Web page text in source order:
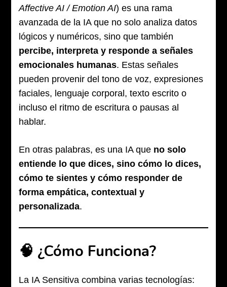
Affective AI / Emotion AI) es una rama
avanzada de la IA que no solo analiza datos
lógicos y numéricos, sino que también
percibe, interpreta y responde a señales
emocionales humanas. Estas señales
pueden provenir del tono de voz, expresiones
faciales, lenguaje corporal, texto escrito o
incluso el ritmo de escritura o pausas al
hablar.
En otras palabras, es una IA que no solo
entiende lo que dices, sino cómo lo dices,
cómo te sientes y cómo responder de
forma empática, contextual y
personalizada.
🧠 ¿Cómo Funciona?
La IA Sensitiva combina varias tecnologías: